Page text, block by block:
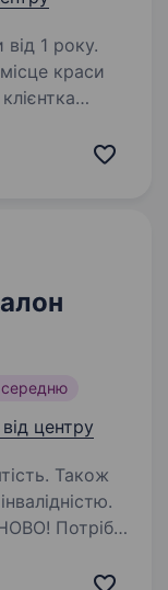
1 року.
краси
центру
Також